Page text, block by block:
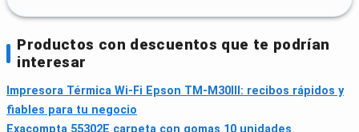
Productos con descuentos que te podrían
interesar
Impresora Térmica Wi‑Fi Epson TM-M30III: recibos rápidos y
fiables para tu negocio